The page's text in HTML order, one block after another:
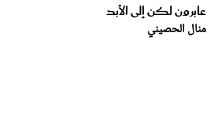
عابرون لكن إلى الأبد
منال الحصيني